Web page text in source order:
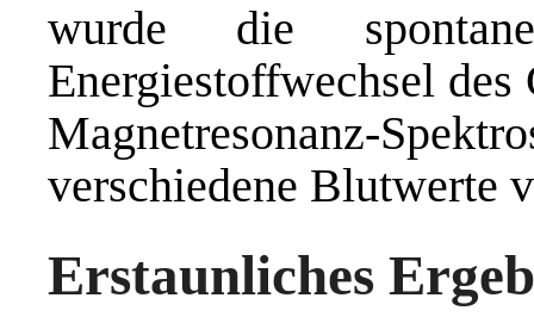
wurde die
Energiestoffwechsel
Magnetresonanz-
verschiedene Blutwerte
Erstaunliches